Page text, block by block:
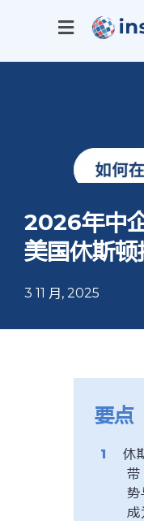
2026年中
美国休斯顿
3 11 月, 2025
要点
休
带
势
成